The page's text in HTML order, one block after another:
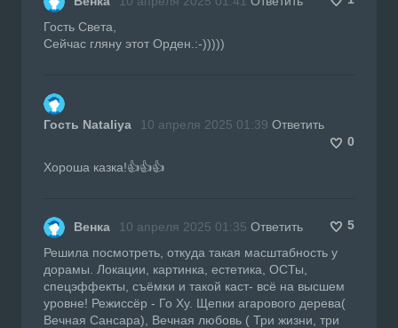
Гость Света,
Сейчас гляну этот Орден.:-)))))
Гость Nataliya 10 апреля 2025 01:39 Ответить
0
Хороша казка!👍👍👍
Венка 10 апреля 2025 01:35 Ответить
5
Решила посмотреть, откуда такая масштабность у
дорамы. Локации, картинка, естетика, ОСТы,
спецэффекты, съёмки и такой каст- всё на высшем
уровне! Режиссёр - Го Ху. Щепки агарового дерева(
Вечная Сансара), Вечная любовь ( Три жизни, три